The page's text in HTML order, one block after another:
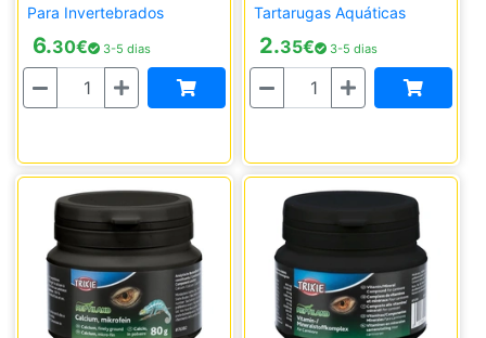
Para Invertebrados
6.30€ 3-5 dias
Quantidade
Tartarugas Aquáticas
2.35€ 3-5 dias
Quantidade